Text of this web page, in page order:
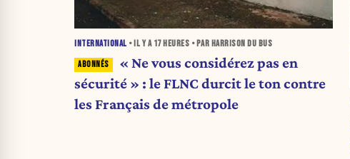
INTERNATIONAL • IL Y A 17 HEURES • PAR HARRISON DU BUS
« Ne vous considérez pas en
sécurité » : le FLNC durcit le ton contre
les Français de métropole